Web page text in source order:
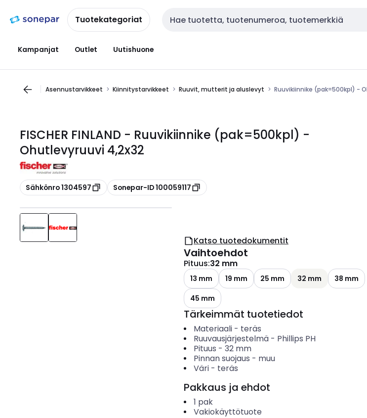
navigointiinsisältöönTuotekategoriat Haku
Kampanjat Outlet Uutishuone
Asennustarvikkeet Kiinnitystarvikkeet Ruuvit, mutterit ja aluslevyt Ruuvikiinnike (pak=500kpl) -
FISCHER FINLAND - Ruuvikiinnike (pak=500kpl) -
Ohutlevyruuvi 4,2x32
Kopioi
Sähkönro 1304597 Kopioi
Sonepar-ID 100059117
Katso tuotedokumentit
Vaihtoehdot
Pituus:32 mm
13 mm 19 mm 25 mm 32 mm
38 mm
45 mm
Tärkeimmät tuotetiedot
Materiaali- teräs
Ruuvausjärjestelmä- Phillips PH
Pituus - 32 mm
Pinnan suojaus - muu
Väri- teräs
Pakkaus ja ehdot
1 pak
Vakiokäyttötuote